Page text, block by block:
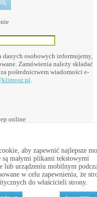
danych osobowych informujemy,
Zamówienia należy składać
pośrednictwem wiadomości e-
online
aby zapewnić najlepsze
małymi plikami tekstowymi
lub urządzeniu mobilnym
w celu zapewnienia, że
do właścicieli strony.